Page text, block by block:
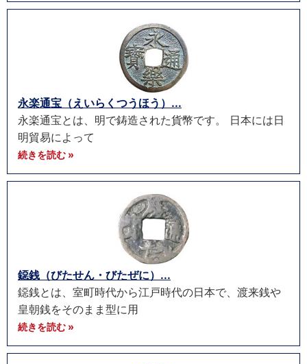
永楽通宝（えいらくつうほう）...
永楽通宝とは、明で鋳造された貨幣です。 日本には日
明貿易によって
続きを読む »
鐚銭（びたせん・びたぜに）...
鐚銭とは、室町時代から江戸時代の日本で、渡来銭や
皇朝銭をそのまま型に用
続きを読む »